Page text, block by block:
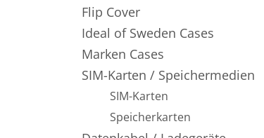
Flip Cover
Ideal of Sweden Cases
Marken Cases
SIM-Karten / Speichermedien
SIM-Karten
Speicherkarten